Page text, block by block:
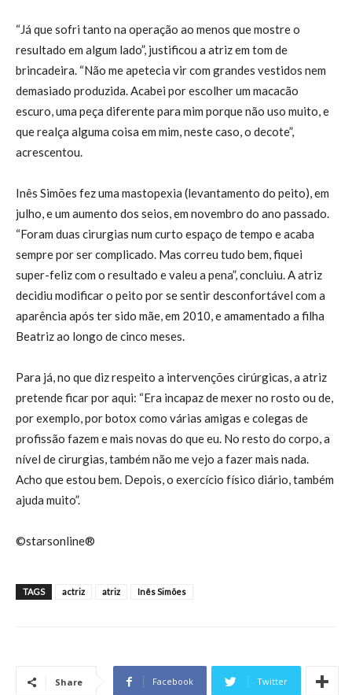
“Já que sofri tanto na operação ao menos que mostre o
resultado em algum lado”, justificou a atriz em tom de
brincadeira. “Não me apetecia vir com grandes vestidos nem
demasiado produzida. Acabei por escolher um macacão
escuro, uma peça diferente para mim porque não uso muito, e
que realça alguma coisa em mim, neste caso, o decote”,
acrescentou.
Inês Simões fez uma mastopexia (levantamento do peito), em
julho, e um aumento dos seios, em novembro do ano passado.
“Foram duas cirurgias num curto espaço de tempo e acaba
sempre por ser complicado. Mas correu tudo bem, fiquei
super-feliz com o resultado e valeu a pena”, concluiu. A atriz
decidiu modificar o peito por se sentir desconfortável com a
aparência após ter sido mãe, em 2010, e amamentado a filha
Beatriz ao longo de cinco meses.
Para já, no que diz respeito a intervenções cirúrgicas, a atriz
pretende ficar por aqui: “Era incapaz de mexer no rosto ou de,
por exemplo, por botox como várias amigas e colegas de
profissão fazem e mais novas do que eu. No resto do corpo, a
nível de cirurgias, também não me vejo a fazer mais nada.
Acho que estou bem. Depois, o exercício físico diário, também
ajuda muito”.
©starsonline®
TAGS actriz atriz Inês Simões
Share Facebook Twitter